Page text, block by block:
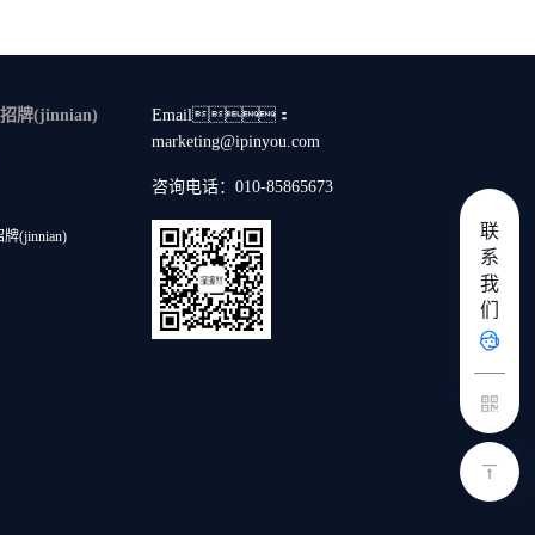
牌(jinnian)
(jinnian)
Email：
marketing@ipinyou.com
咨询电话：010-85865673
联
系
我
们